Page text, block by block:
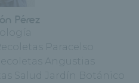
Pérez
Paracelso
Angustias
Salud Jardín Botánico